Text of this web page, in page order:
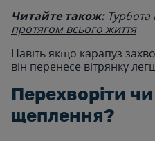
Читайте також:
протягом всього життя
Навіть якщо карапуз
він перенесе вітрянку
Перехворіти
щеплення?